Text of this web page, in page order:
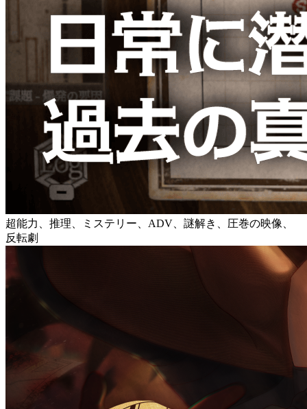
超能力、推理、ミステリー、ADV、謎解き、圧巻の映像、
反転劇